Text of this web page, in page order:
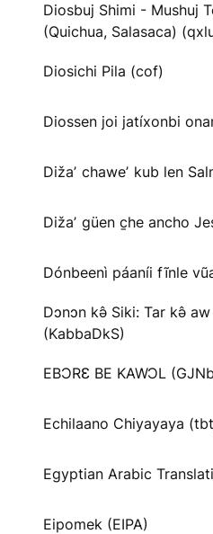
Diosbuj Shimi - Mushuj
(Quichua, Salasaca)
Diosichi Pila (cof)
Diossen joi jatíxonbi
Dižaʼ chaweʼ kub len
Dižaʼ güen c̱he ancho
Dónbeenì páaníi fĩnle
Dɔnɔn kə̂ Siki: Tar kə̂
(KabbaDkS)
EBƆRƐ BE KAWƆL
Echilaano Chiyayaya
Egyptian Arabic
Eipomek (EIPA)